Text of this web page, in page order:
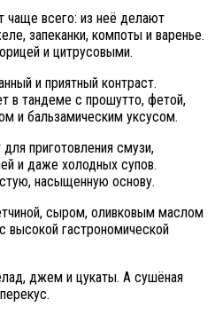
чаще всего: из неё делают
запеканки, компоты и варенье.
и цитрусовыми.
и приятный контраст.
в тандеме с прошутто, фетой,
и бальзамическим уксусом.
приготовления смузи,
и даже холодных супов.
насыщенную основу.
сыром, оливковым маслом
высокой гастрономической
джем и цукаты. А сушёная